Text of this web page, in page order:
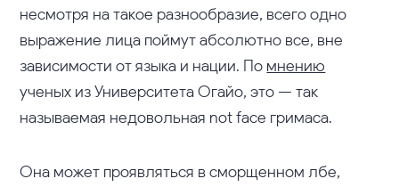
несмотря на такое разнообразие, всего одно
выражение лица поймут абсолютно все, вне
зависимости от языка и нации. По мнению
ученых из Университета Огайо, это — так
называемая недовольная not face гримаса.
Она может проявляться в сморщенном лбе,